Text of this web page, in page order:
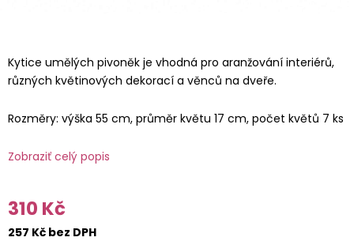
Kytice umělých pivoněk je vhodná pro aranžování interiérů,
různých květinových dekorací a věnců na dveře.
Rozměry: výška 55 cm, průměr květu 17 cm, počet květů 7 ks
Zobraziť celý popis
310 Kč
257 Kč bez DPH